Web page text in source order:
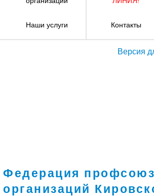
Наши услуги Контакты
Версия
Федерация
организаций